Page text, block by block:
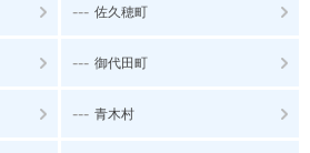
--- 佐久穂町
--- 御代田町
--- 青木村